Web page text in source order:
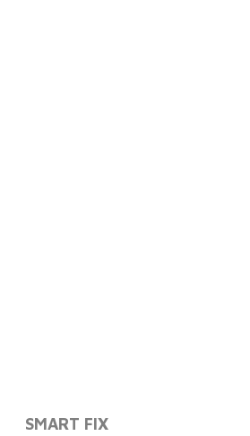
SMART FIX